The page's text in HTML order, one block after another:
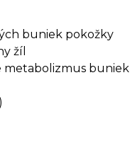
buniek pokožky
žíl
metabolizmus buniek